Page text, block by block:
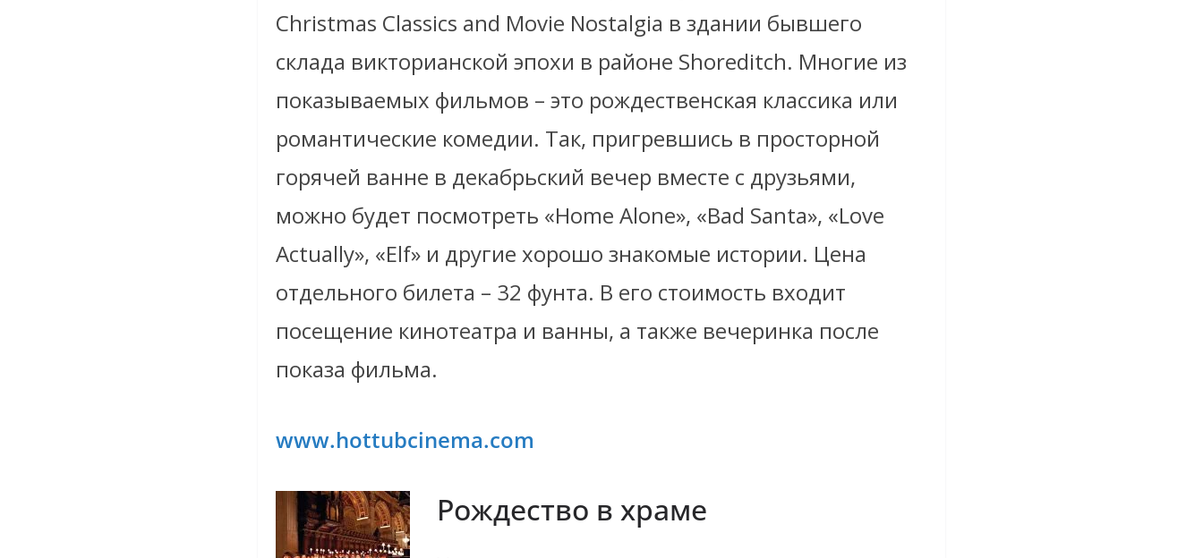
Christmas Classics and Movie Nostalgia в здании бывшего
склада викторианской эпохи в районе Shoreditch. Многие из
показываемых фильмов – это рождественская классика или
романтические комедии. Так, пригревшись в просторной
горячей ванне в декабрьский вечер вместе с друзьями,
можно будет посмотреть «Home Alone», «Bad Santa», «Love
Actually», «Elf» и другие хорошо знакомые истории. Цена
отдельного билета – 32 фунта. В его стоимость входит
посещение кинотеатра и ванны, а также вечеринка после
показа фильма.
www.hottubcinema.com
Рождество в храме